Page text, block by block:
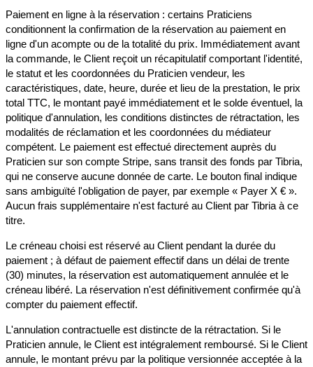
Paiement en ligne à la réservation : certains Praticiens
conditionnent la confirmation de la réservation au paiement en
ligne d'un acompte ou de la totalité du prix. Immédiatement avant
la commande, le Client reçoit un récapitulatif comportant l'identité,
le statut et les coordonnées du Praticien vendeur, les
caractéristiques, date, heure, durée et lieu de la prestation, le prix
total TTC, le montant payé immédiatement et le solde éventuel, la
politique d'annulation, les conditions distinctes de rétractation, les
modalités de réclamation et les coordonnées du médiateur
compétent. Le paiement est effectué directement auprès du
Praticien sur son compte Stripe, sans transit des fonds par Tibria,
qui ne conserve aucune donnée de carte. Le bouton final indique
sans ambiguïté l'obligation de payer, par exemple « Payer X € ».
Aucun frais supplémentaire n'est facturé au Client par Tibria à ce
titre.
Le créneau choisi est réservé au Client pendant la durée du
paiement ; à défaut de paiement effectif dans un délai de trente
(30) minutes, la réservation est automatiquement annulée et le
créneau libéré. La réservation n'est définitivement confirmée qu'à
compter du paiement effectif.
L'annulation contractuelle est distincte de la rétractation. Si le
Praticien annule, le Client est intégralement remboursé. Si le Client
annule, le montant prévu par la politique versionnée acceptée à la